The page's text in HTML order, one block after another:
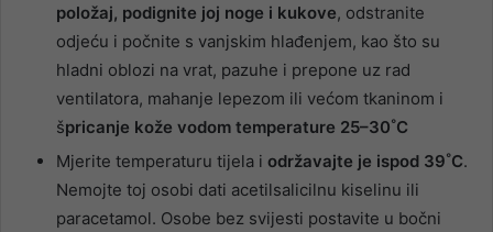
položaj, podignite joj noge i kukove, odstranite
odjeću i počnite s vanjskim hlađenjem, kao što su
hladni oblozi na vrat, pazuhe i prepone uz rad
ventilatora, mahanje lepezom ili većom tkaninom i
špricanje kože vodom temperature 25–30˚C
Mjerite temperaturu tijela i održavajte je ispod 39˚C.
Nemojte toj osobi dati acetilsalicilnu kiselinu ili
paracetamol. Osobe bez svijesti postavite u bočni